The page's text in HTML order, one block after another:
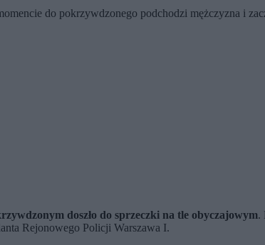
do pokrzywdzonego podchodzi mężczyzna i
doszło do sprzeczki na tle obyczajowym.
Rejonowego Policji Warszawa I.